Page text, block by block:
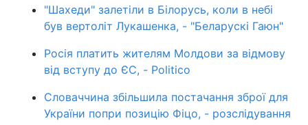
"Шахеди" залетіли в Білорусь, коли в небі
був вертоліт Лукашенка, - "Беларускі Гаюн"
Росія платить жителям Молдови за відмову
від вступу до ЄС, - Politico
Словаччина збільшила постачання зброї для
України попри позицію Фіцо, - розслідування